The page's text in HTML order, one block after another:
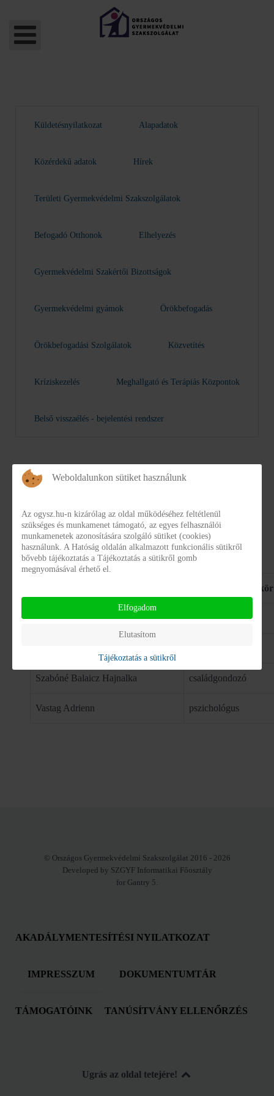
Küldetésnyilatkozat Alapadatok
Közérdekű adatok Hírek
Területi Gyermekvédelmi Szakszolgálatok
Befogadó Otthonok Elhelyezés
Gyermekvédelmi Szakértői Bizottságok
Gyermekvédelmi gyámok Örökbefogadás
Örökbefogadási Szolgálatok Közvetítés
Kríziskezelés Meghallgató és Terápiás Központok
Belső visszaélés - bejelentési rendszer
Gyermekvédelmi Szakértői Bizottságok
Beosztás/ munkakör
Bánfi-Vida Adrienn osztályvezető
Szabóné Balaicz Hajnalka családgondozó
Vastag Adrienn pszichológus
© Országos Gyermekvédelmi Szakszolgálat 2016 - 2026
Developed by SZGYF Informatikai Főosztály
for Gantry 5.
AKADÁLYMENTESÍTÉSI NYILATKOZAT
IMPRESSZUM DOKUMENTUMTÁR
TÁMOGATÓINK TANÚSÍTVÁNY ELLENŐRZÉS
Ugrás az oldal tetejére!
Weboldalunkon sütiket használunk
Az ogysz.hu-n kizárólag az oldal működéséhez feltétlenül
szükséges és munkamenet támogató, az egyes felhasználói
munkamenetek azonosítására szolgáló sütiket (cookies)
használunk. A Hatóság oldalán alkalmazott funkcionális sütikről
bővebb tájékoztatás a Tájékoztatás a sütikről gomb
megnyomásával érhető el.
Elfogadom
Elutasítom
Tájékoztatás a sütikről